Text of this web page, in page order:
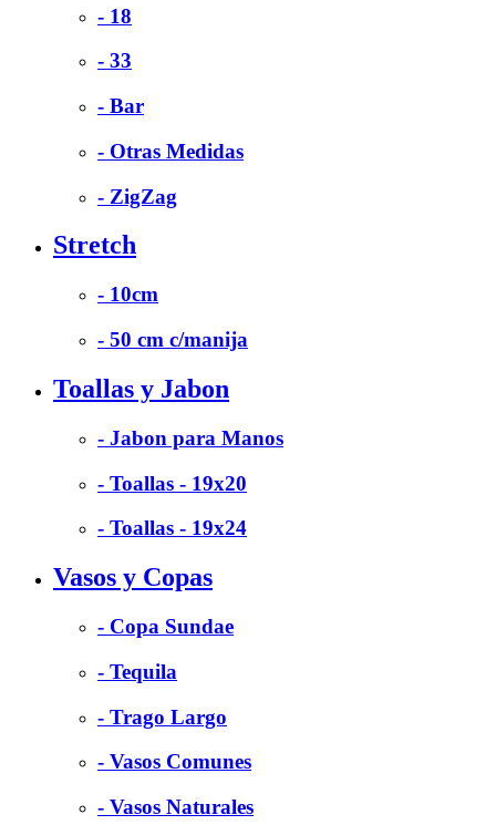
- 18
- 33
- Bar
- Otras Medidas
- ZigZag
Stretch
- 10cm
- 50 cm c/manija
Toallas y Jabon
- Jabon para Manos
- Toallas - 19x20
- Toallas - 19x24
Vasos y Copas
- Copa Sundae
- Tequila
- Trago Largo
- Vasos Comunes
- Vasos Naturales